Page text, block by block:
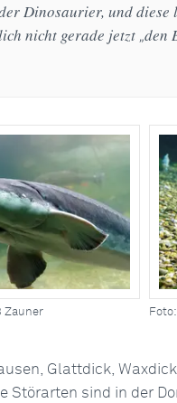
Dinosaurier, und diese
nicht gerade jetzt „den
Zauner
Glattdick,
Störarten sind in der